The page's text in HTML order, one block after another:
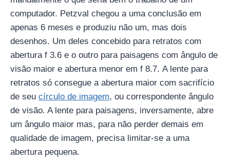
computador. Petzval chegou a uma conclusão em
apenas 6 meses e produziu não um, mas dois
desenhos. Um deles concebido para retratos com
abertura f 3.6 e o outro para paisagens com ângulo de
visão maior e abertura menor em f 8.7. A lente para
retratos só consegue a abertura maior com sacrifício
de seu círculo de imagem, ou correspondente ângulo
de visão. A lente para paisagens, inversamente, abre
um ângulo maior mas, para não perder demais em
qualidade de imagem, precisa limitar-se a uma
abertura pequena.